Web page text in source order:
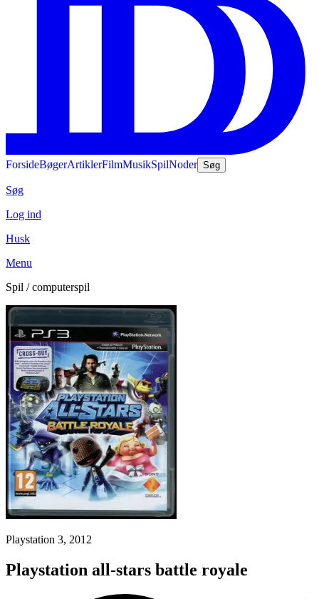
ForsideBøgerArtiklerFilmMusikSpilNoder Søg
Søg
Log ind
Husk
Menu
Spil / computerspil
Playstation 3, 2012
Playstation all-stars battle royale